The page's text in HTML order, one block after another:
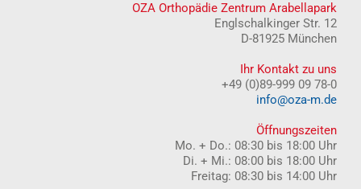
OZA Orthopädie Zentrum Arabellapark
Englschalkinger Str. 12
D-81925 München
Ihr Kontakt zu uns
+49 (0)89-999 09 78-0
info@oza-m.de
Öffnungszeiten
Mo. + Do.: 08:30 bis 18:00 Uhr
Di. + Mi.: 08:00 bis 18:00 Uhr
Freitag: 08:30 bis 14:00 Uhr